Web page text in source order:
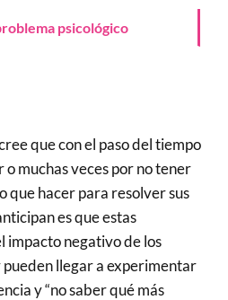
que con el paso del tiempo
o muchas veces por no tener
que hacer para resolver sus
es que estas
impacto negativo de los
pueden llegar a experimentar
y “no saber qué más
psicológico